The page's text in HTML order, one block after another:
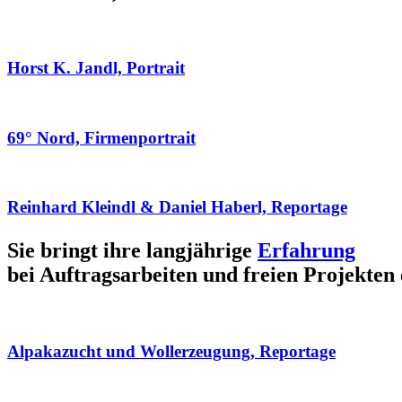
Horst K. Jandl, Portrait
69° Nord, Firmenportrait
Reinhard Kleindl & Daniel Haberl, Reportage
Sie bringt ihre langjährige Erfahrung
bei Auftragsarbeiten und freien Projekten
Alpakazucht und Wollerzeugung, Reportage